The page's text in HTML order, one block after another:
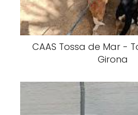
CAAS Tossa de Mar -
Girona